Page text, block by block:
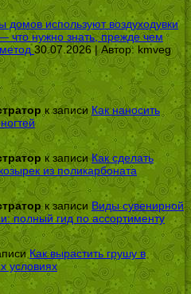
домов используют воздуходувки
что нужно знать, прежде чем
30.07.2026 | Автор: kmveg
к записиКак наносить
к записиКак сделать
из поликарбоната
к записи Виды сувенирной
полный гид по ассортименту
Как вырастить грушу в
условиях